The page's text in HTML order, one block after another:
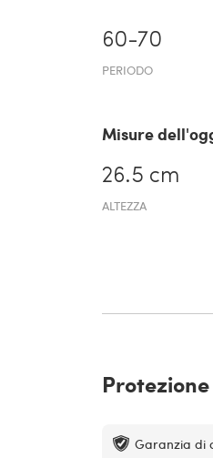
60-70
PERIODO
Misure
26.5 cm
ALTEZZA
Garanzia di